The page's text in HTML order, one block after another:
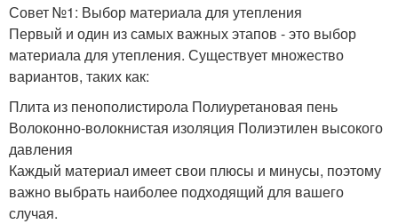
Совет №1: Выбор материала для утепления
Первый и один из самых важных этапов - это выбор
материала для утепления. Существует множество
вариантов, таких как:
Плита из пенополистирола Полиуретановая пень
Волоконно-волокнистая изоляция Полиэтилен высокого
давления
Каждый материал имеет свои плюсы и минусы, поэтому
важно выбрать наиболее подходящий для вашего
случая.